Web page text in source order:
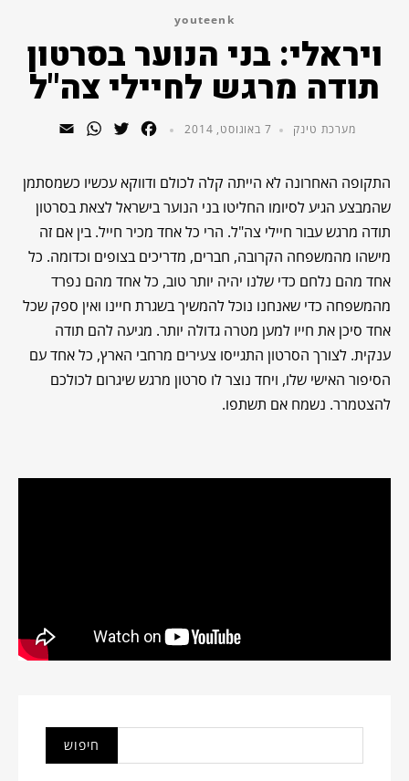
youteenk
ויראלי: בני הנוער בסרטון
תודה מרגש לחיילי צה"ל
מערכת טינק 7 באוגוסט, 2014 Facebook
Twitter
WhatsApp
התקופה האחרונה לא הייתה קלה לכולם ודווקא עכשיו כשמסתמן
שהמבצע הגיע לסיומו החליטו בני הנוער בישראל לצאת בסרטון
תודה מרגש עבור חיילי צה"ל. הרי כל אחד מכיר חייל. בין אם זה
מישהו מהמשפחה הקרובה, חברים, מדריכים בצופים וכדומה. כל
אחד מהם נלחם כדי שלנו יהיה יותר טוב, כל אחד מהם נפרד
מהמשפחה כדי שאנחנו נוכל להמשיך בשגרת חיינו ואין ספק שכל
אחד סיכן את חייו למען מטרה גדולה יותר. מגיעה להם תודה
ענקית. לצורך הסרטון התגייסו צעירים מרחבי הארץ, כל אחד עם
הסיפור האישי שלו, ויחד נוצר לו סרטון מרגש שיגרום לכולכם
להצטמרר. נשמח אם תשתפו.